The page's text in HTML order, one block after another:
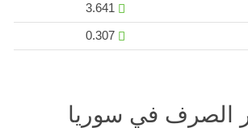
3.641
0.307
الصرف في سوريا